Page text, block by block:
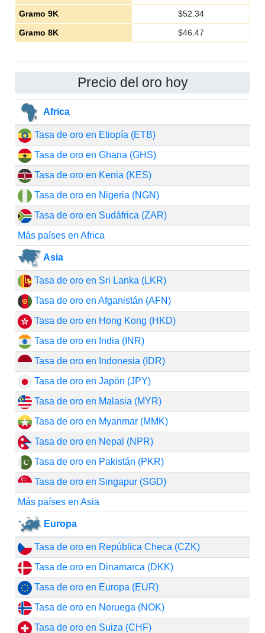
Gramo 9K
$52.34
Gramo 8K
$46.47
Precio del oro hoy
Africa
Tasa de oro en Etiopía (ETB)
Tasa de oro en Ghana (GHS)
Tasa de oro en Kenia (KES)
Tasa de oro en Nigeria (NGN)
Tasa de oro en Sudáfrica (ZAR)
Más países en Africa
Asia
Tasa de oro en Sri Lanka (LKR)
Tasa de oro en Afganistán (AFN)
Tasa de oro en Hong Kong (HKD)
Tasa de oro en India (INR)
Tasa de oro en Indonesia (IDR)
Tasa de oro en Japón (JPY)
Tasa de oro en Malasia (MYR)
Tasa de oro en Myanmar (MMK)
Tasa de oro en Nepal (NPR)
Tasa de oro en Pakistán (PKR)
Tasa de oro en Singapur (SGD)
Más países en Asia
Europa
Tasa de oro en República Checa (CZK)
Tasa de oro en Dinamarca (DKK)
Tasa de oro en Europa (EUR)
Tasa de oro en Noruega (NOK)
Tasa de oro en Suiza (CHF)